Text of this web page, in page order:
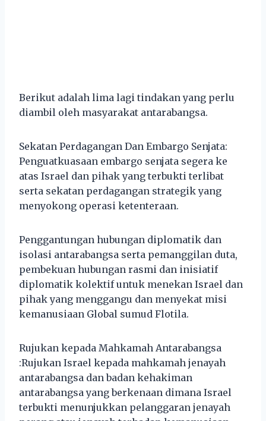
Berikut adalah lima lagi tindakan yang perlu
diambil oleh masyarakat antarabangsa.
Sekatan Perdagangan Dan Embargo Senjata:
Penguatkuasaan embargo senjata segera ke
atas Israel dan pihak yang terbukti terlibat
serta sekatan perdagangan strategik yang
menyokong operasi ketenteraan.
Penggantungan hubungan diplomatik dan
isolasi antarabangsa serta pemanggilan duta,
pembekuan hubungan rasmi dan inisiatif
diplomatik kolektif untuk menekan Israel dan
pihak yang menggangu dan menyekat misi
kemanusiaan Global sumud Flotila.
Rujukan kepada Mahkamah Antarabangsa
:Rujukan Israel kepada mahkamah jenayah
antarabangsa dan badan kehakiman
antarabangsa yang berkenaan dimana Israel
terbukti menunjukkan pelanggaran jenayah